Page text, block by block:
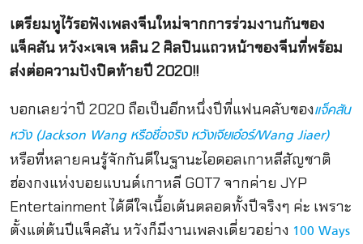
เตรียมหูไว้รอฟังเพลงจีนใหม่จากการร่วมงานกันของ
แจ็คสัน หวัง×เจเจ หลิน 2 ศิลปินแถวหน้าของจีนที่พร้อม
ส่งต่อความปังปิดท้ายปี 2020!!
บอกเลยว่าปี 2020 ถือเป็นอีกหนึ่งปีที่แฟนคลับของแจ็คสัน
หวัง (Jackson Wang หรือชื่อจริง หวังเจียเอ๋อร์/Wang Jiaer)
หรือที่หลายคนรู้จักกันดีในฐานะไอดอลเกาหลีสัญชาติ
ฮ่องกงแห่งบอยแบนด์เกาหลี GOT7 จากค่าย JYP
Entertainment ได้ดีใจเนื้อเต้นตลอดทั้งปีจริงๆ ค่ะ เพราะ
ตั้งแต่ต้นปีแจ็คสัน หวังก็มีงานเพลงเดี่ยวอย่าง 100 Ways